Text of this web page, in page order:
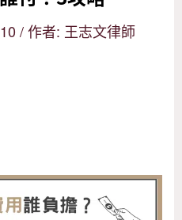
/ 作者: 王志文律師